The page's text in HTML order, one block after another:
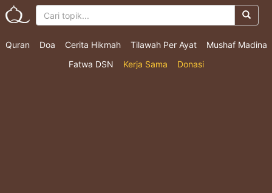
Quran Doa Cerita Hikmah Tilawah Per Ayat
Mushaf Madina
Fatwa DSN
Kerja Sama Donasi